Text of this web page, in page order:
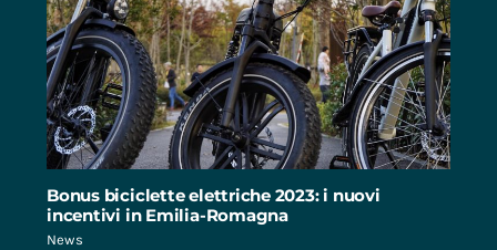
Bonus biciclette elettriche 2023: i nuovi
incentivi in Emilia-Romagna
News